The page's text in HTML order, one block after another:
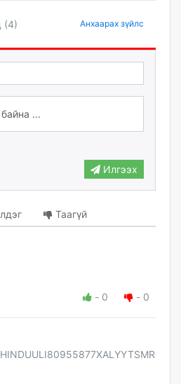
(4) Анхаарах зүйлс
Илгээх
Таагүй
- 0 - 0